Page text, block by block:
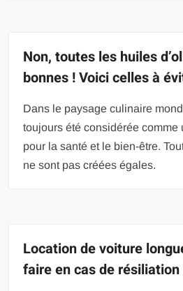
Non, toutes les huiles
bonnes ! Voici celles à
Dans le paysage culinaire
toujours été considérée comme
pour la santé et le bien-être.
ne sont pas créées égales.
Location de voiture
faire en cas de résiliation